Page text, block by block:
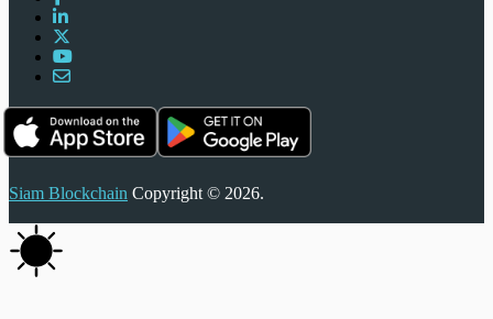
Siam Blockchain Copyright © 2026.